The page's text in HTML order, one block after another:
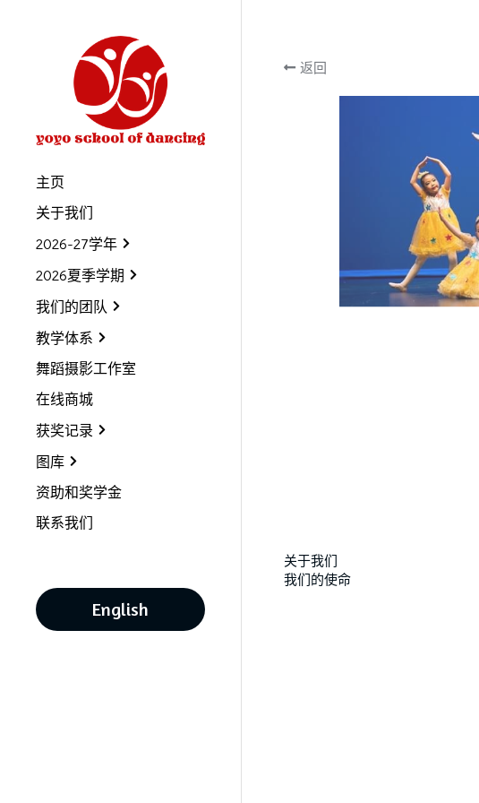
主页
关于我们
2026-27学年
2026夏季学期
我们的团队
教学体系
舞蹈摄影工作室
在线商城
获奖记录
图库
资助和奖学金
联系我们
English
返回
关于我们
我们的使命